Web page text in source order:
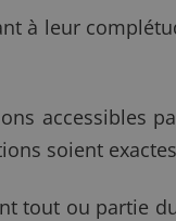
à leur
accessibles
soient
tout ou partie